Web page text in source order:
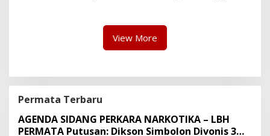
Hapus Berita Kian Menguat
View More
Permata Terbaru
AGENDA SIDANG PERKARA NARKOTIKA – LBH
PERMATA Putusan: Dikson Simbolon Divonis 3